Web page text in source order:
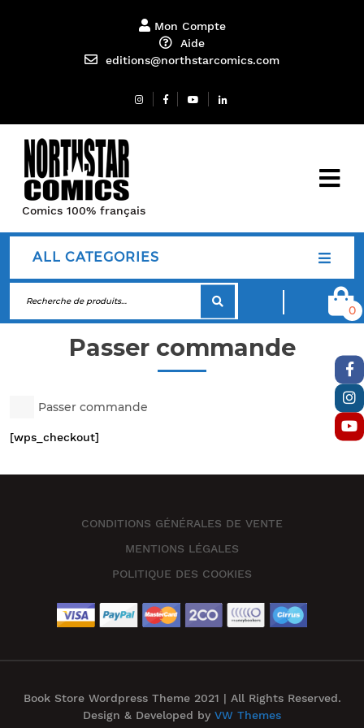
Mon Compte
Aide
editions@northstarcomics.com
Comics 100% français
ALL CATEGORIES
0
Passer commande
Passer commande
[wps_checkout]
CONDITIONS GÉNÉRALES DE VENTE
MENTIONS LÉGALES
POLITIQUE DES COOKIES
Book Store Wordpress Theme 2021 | All Rights Reserved.
Design & Developed by VW Themes